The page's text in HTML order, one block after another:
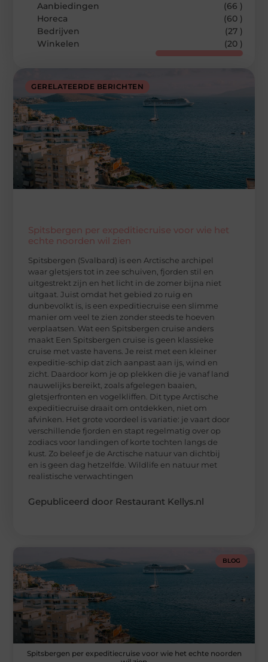
GERELATEERDE BERICHTEN
Spitsbergen per expeditiecruise voor wie het
echte noorden wil zien
Spitsbergen (Svalbard) is een Arctische archipel
waar gletsjers tot in zee schuiven, fjorden stil en
uitgestrekt zijn en het licht in de zomer bijna niet
uitgaat. Juist omdat het gebied zo ruig en
dunbevolkt is, is een expeditiecruise een slimme
manier om veel te zien zonder steeds te hoeven
verplaatsen. Wat een Spitsbergen cruise anders
maakt Een Spitsbergen cruise is geen klassieke
cruise met vaste havens. Je reist met een kleiner
expeditie-schip dat zich aanpast aan ijs, wind en
zicht. Daardoor kom je op plekken die je vanaf land
nauwelijks bereikt, zoals afgelegen baaien,
gletsjerfronten en vogelkliffen. Dit type Arctische
expeditiecruise draait om ontdekken, niet om
afvinken. Het grote voordeel is variatie: je vaart door
verschillende fjorden en stapt regelmatig over op
zodiacs voor landingen of korte tochten langs de
kust. Zo beleef je de Arctische natuur van dichtbij
en is geen dag hetzelfde. Wildlife en natuur met
realistische verwachtingen
Gepubliceerd door Restaurant Kellys.nl
Aanbiedingen
(66 )
Horeca
(60 )
Bedrijven
(27 )
Winkelen
(20 )
BLOG
Spitsbergen per expeditiecruise voor wie het echte noorden